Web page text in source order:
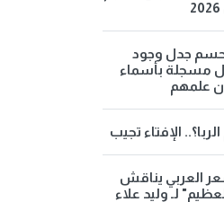
جدل وجود
مسجلة بأسماء
علمهم
الإفتاء تجيب
العربي يناقش
لـ وليد علاء